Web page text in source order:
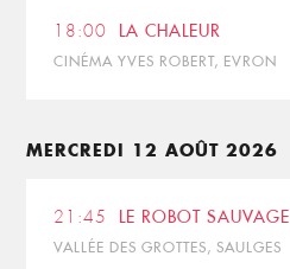
18:00 LA CHALEUR
CINÉMA YVES ROBERT, EVRON
MERCREDI 12 AOÛT 2026
21:45 LE ROBOT SAUVAGE
VALLÉE DES GROTTES, SAULGES